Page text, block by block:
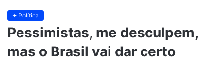
✦ Política
Pessimistas, me desculpem,
mas o Brasil vai dar certo